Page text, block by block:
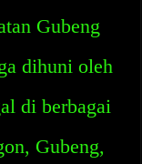
Gubeng
dihuni oleh
di berbagai
Gubeng,